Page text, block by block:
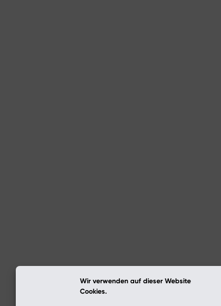
Wir verwenden auf dieser Website
Cookies.